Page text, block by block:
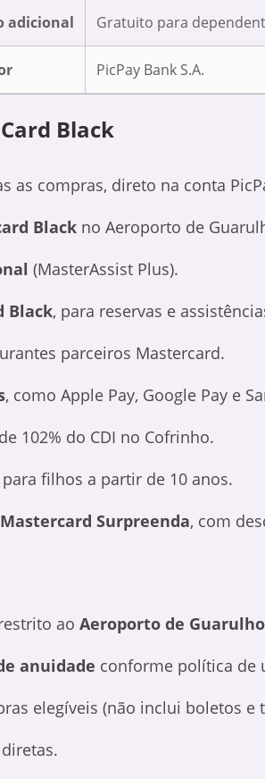
adicional Gratuito para
PicPay Bank S.A.
Black
as compras, direto na conta
Black no Aeroporto de
(MasterAssist Plus).
Black, para reservas e
parceiros Mastercard.
, como Apple Pay, Google Pay e
de 102% do CDI no Cofrinho.
para filhos a partir de 10 anos.
Surpreenda, com
ao Aeroporto de
anuidade conforme política de
elegíveis (não inclui boletos e